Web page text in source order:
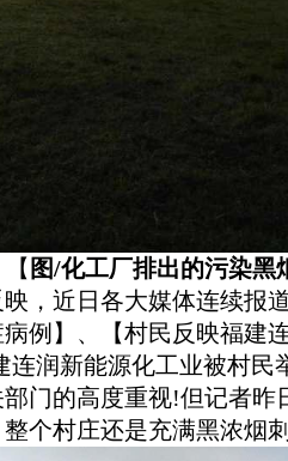
【 图/化工厂排出的污染黑
，近日各大媒体连续报
例】、【村民反映福建
连润新能源化工业被村民
门的高度重视!但记者昨
个村庄还是充满黑浓烟